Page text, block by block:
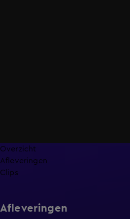
Overzicht
Afleveringen
Clips
Afleveringen